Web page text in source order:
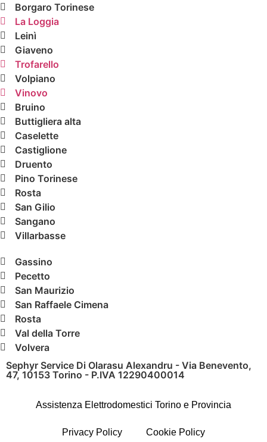
Borgaro Torinese
La Loggia
Leinì
Giaveno
Trofarello
Volpiano
Vinovo
Bruino
Buttigliera alta
Caselette
Castiglione
Druento
Pino Torinese
Rosta
San Gilio
Sangano
Villarbasse
Gassino
Pecetto
San Maurizio
San Raffaele Cimena
Rosta
Val della Torre
Volvera
Sephyr Service Di Olarasu Alexandru - Via Benevento,
47, 10153 Torino - P.IVA 12290400014
Assistenza Elettrodomestici Torino e Provincia
Privacy Policy Cookie Policy